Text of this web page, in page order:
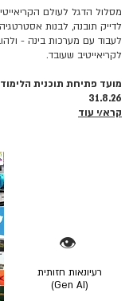
מסלול הדגל לעולם
לדייק תובנה, לבנות
לעבוד עם מערכות בינה -
לקריאייטיב שעובד.
מועד פתיחת תוכנית
31.8.26
קרא/י עוד
👁️
רעיונאות חזותית
(Gen AI)